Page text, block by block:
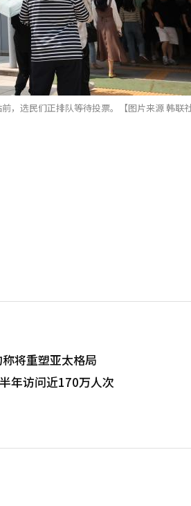
，选民们正排队等待投票。【图片来源 韩联社
将重塑亚太格局
年访问近170万人次